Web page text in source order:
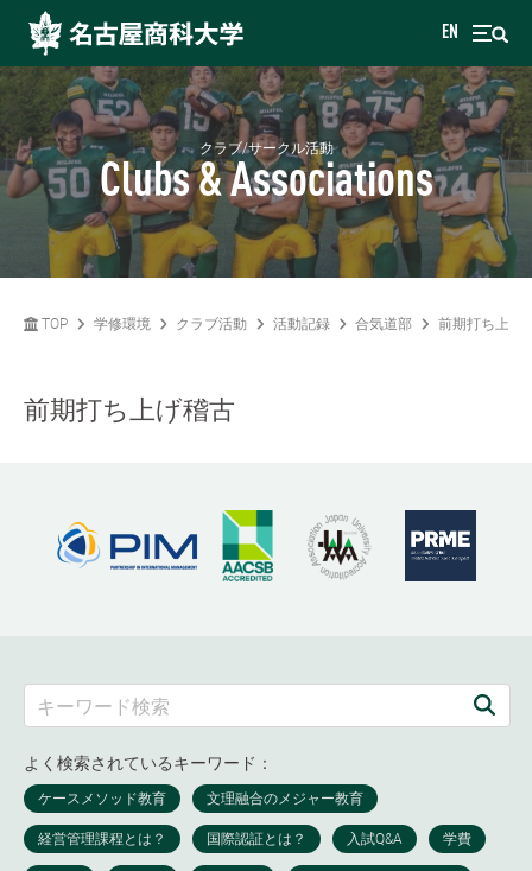
EN
クラブ/サークル活動
Clubs & Associations
TOP 学修環境 クラブ活動 活動記録 合気道部 前期打ち上げ
前期打ち上げ稽古
よく検索されているキーワード：